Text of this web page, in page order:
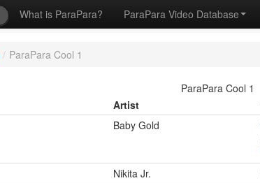
What is ParaPara? ParaPara Video Database
/ ParaPara Cool 1
ParaPara Cool 1
Artist
Baby Gold
Nikita Jr.